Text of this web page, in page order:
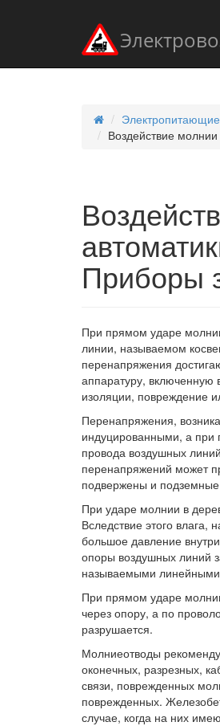
Воздействие
Приборы
При прямом ударе
линии, называемом
перенапряжения
аппаратуру, включенную
изоляции, повреждение
Перенапряжения,
индуцированными, а
провода воздушных
перенапряжений может
подвержены и
При ударе молнии в
Вследствие этого
большое давление
опоры воздушных линий
называемыми
При прямом ударе
через опору, а по
разрушается.
Молниеотводы
оконечных, разрезных,
связи, поврежденных
поврежденных.
случае, когда на них